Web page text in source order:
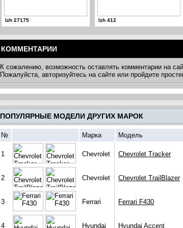
Izh 27175 Izh 412
КОММЕНТАРИИ
К сожалению, возможность оставлять комментарии на
Пожалуйста, авторизуйтесь на сайте или пройдите
ПОПУЛЯРНЫЕ МОДЕЛИ ДРУГИХ МАРОК
№ Марка Модель
1 Chevrolet Chevrolet Tracker
2 Chevrolet Chevrolet TrailBlazer
3 Ferrari Ferrari F430
4 Hyundai Hyundai Accent